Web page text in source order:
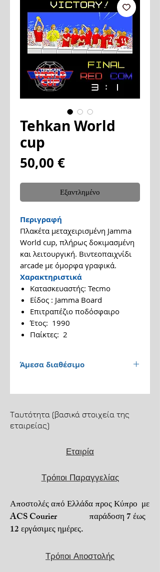
Tehkan World
cup
50,00 €Τιμή
Εξαντλημένο
Περιγραφή
Πλακέτα μεταχειρισμένη Jamma
World cup, πλήρως δοκιμασμένη
και λειτουργική. Βιντεοπαιχνίδι
arcade με όμορφα γραφικά.
Χαρακτηριστικά
Κατασκευαστής: Tecmo
Είδος : Jamma Board
Επιτραπέζιο ποδόσφαιρο
Έτος: 1990
Παίκτες: 2
Άμεσα διαθέσιμο
Παράδοση 1 έως 3 εργάσιμες
Αποστολή μέσω ACS
Courier. Μεταφορικά 5,85 €.
Μεταφορικά + αντικαταβολή
Για τηλεφωνικές παραγγελίες
Πληρωμή με αντικαταβολή ή
PayPal ή κατάθεση σε
τραπεζικό λογαριασμό.
Για απομακρυσμένες
δυσπρόσιτες περιοχές,
Ταυτότητα (βασικά στοιχεία της
εταιρείας)
Εταιρία
Τρόποι Παραγγελίας
Αποστολές από Ελλάδα προς Κύπρο με
ACS Courier παράδοση 7 έως
12 εργάσιμες ημέρες.
Τρόποι Αποστολής